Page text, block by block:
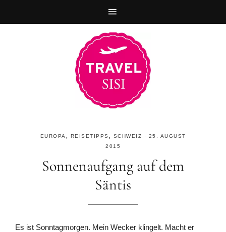
EUROPA REISETIPPS SCHWEIZ · 25. AUGUST
2015
Sonnenaufgang auf dem
Säntis
Es ist Sonntagmorgen. Mein Wecker klingelt. Macht er